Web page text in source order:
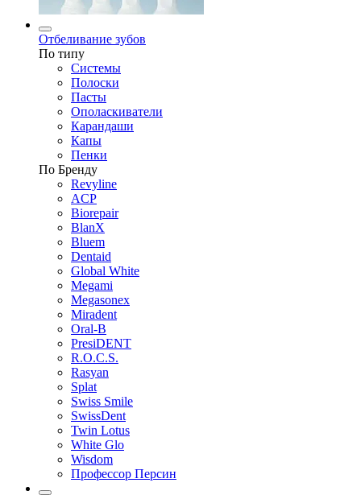
Отбеливание зубов
По типу
Системы
Полоски
Пасты
Ополаскиватели
Карандаши
Капы
Пенки
По Бренду
Revyline
ACP
Biorepair
BlanX
Bluem
Dentaid
Global White
Megami
Megasonex
Miradent
Oral-B
PresiDENT
R.O.C.S.
Rasyan
Splat
Swiss Smile
SwissDent
Twin Lotus
White Glo
Wisdom
Профессор Персин